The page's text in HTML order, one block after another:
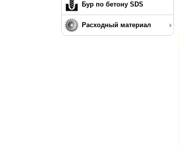
Бур по бетону SDS
Расходный материал